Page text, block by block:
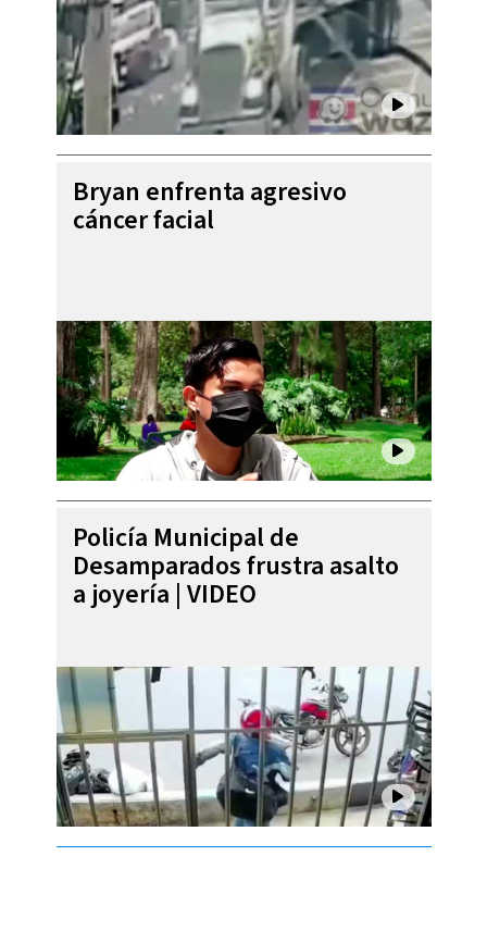
Bryan enfrenta agresivo
cáncer facial
Policía Municipal de
Desamparados frustra asalto
a joyería | VIDEO